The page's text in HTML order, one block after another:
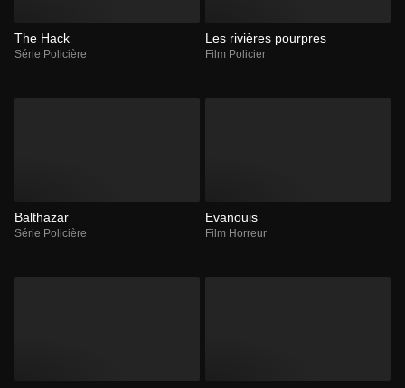
The Hack
Série Policière
Les rivières pourpres
Film Policier
Balthazar
Série Policière
Evanouis
Film Horreur